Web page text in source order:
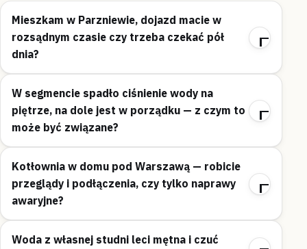
Mieszkam w Parzniewie, dojazd macie w
rozsądnym czasie czy trzeba czekać pół
dnia?
W segmencie spadło ciśnienie wody na
piętrze, na dole jest w porządku — z czym to
może być związane?
Kotłownia w domu pod Warszawą — robicie
przeglądy i podłączenia, czy tylko naprawy
awaryjne?
Woda z własnej studni leci mętna i czuć